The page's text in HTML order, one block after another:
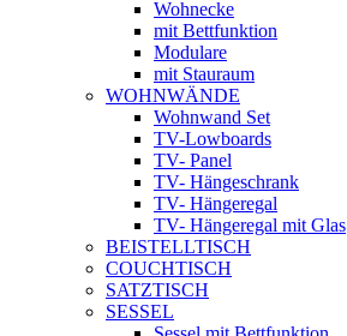
Wohnecke
mit Bettfunktion
Modulare
mit Stauraum
WOHNWÄNDE
Wohnwand Set
TV-Lowboards
TV- Panel
TV- Hängeschrank
TV- Hängeregal
TV- Hängeregal mit Glas
BEISTELLTISCH
COUCHTISCH
SATZTISCH
SESSEL